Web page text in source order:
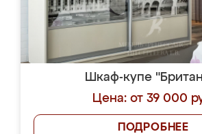
Шкаф-купе
Цена: от 39 000
ПОДРОБНЕЕ